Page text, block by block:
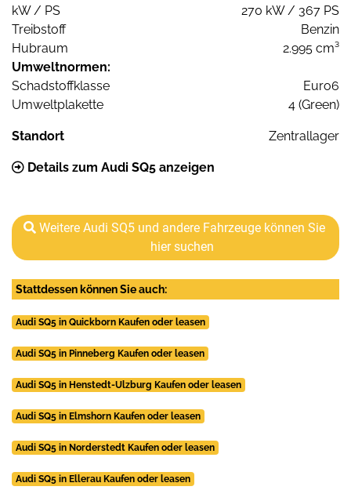
kW / PS
270 kW / 367 PS
Treibstoff
Benzin
Hubraum
2.995 cm³
Umweltnormen:
Schadstoffklasse
Euro6
Umweltplakette
4 (Green)
Standort Zentrallager
Details zum Audi SQ5 anzeigen
Weitere Audi SQ5 und andere Fahrzeuge können Sie
hier suchen
Stattdessen können Sie auch:
Audi SQ5 in Quickborn Kaufen oder leasen
Audi SQ5 in Pinneberg Kaufen oder leasen
Audi SQ5 in Henstedt-Ulzburg Kaufen oder leasen
Audi SQ5 in Elmshorn Kaufen oder leasen
Audi SQ5 in Norderstedt Kaufen oder leasen
Audi SQ5 in Ellerau Kaufen oder leasen